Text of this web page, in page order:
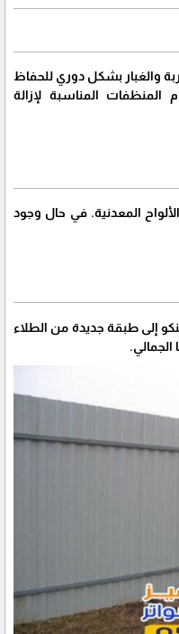
والغبار بشكل دوري للحفاظ
المناسبة لإزالة
المعدنية. في حال وجود
إلى طبقة جديدة من الطلاء